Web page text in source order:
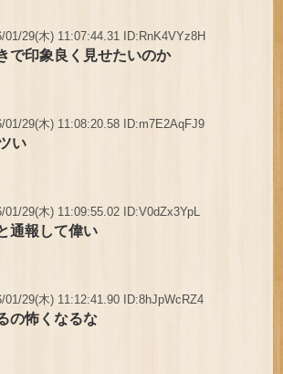
01/29(木) 11:07:44.31 ID:RnK4VYz8H
で印象良く見せたいのか
01/29(木) 11:08:20.58 ID:m7E2AqFJ9
い
01/29(木) 11:09:55.02 ID:V0dZx3YpL
通報して偉い
01/29(木) 11:12:41.90 ID:8hJpWcRZ4
の怖くなるな